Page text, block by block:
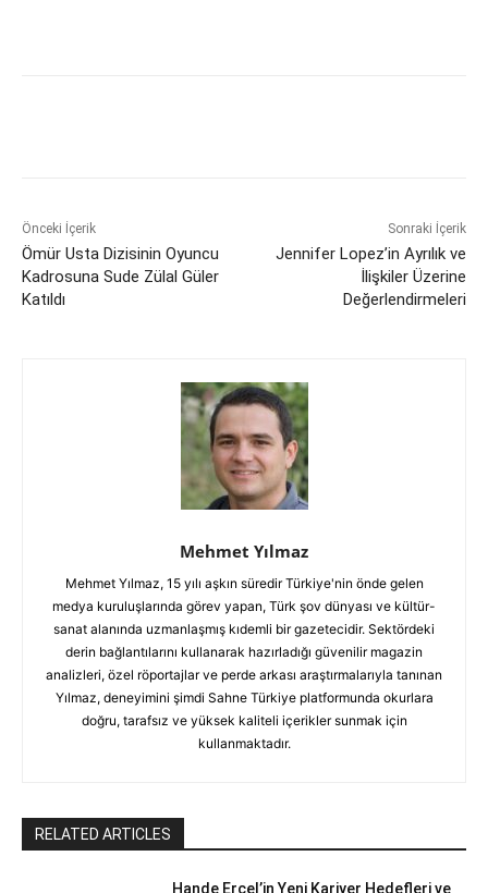
Önceki İçerik
Ömür Usta Dizisinin Oyuncu
Kadrosuna Sude Zülal Güler
Katıldı
Sonraki İçerik
Jennifer Lopez’in Ayrılık ve
İlişkiler Üzerine
Değerlendirmeleri
Mehmet Yılmaz
Mehmet Yılmaz, 15 yılı aşkın süredir Türkiye'nin önde gelen
medya kuruluşlarında görev yapan, Türk şov dünyası ve kültür-
sanat alanında uzmanlaşmış kıdemli bir gazetecidir. Sektördeki
derin bağlantılarını kullanarak hazırladığı güvenilir magazin
analizleri, özel röportajlar ve perde arkası araştırmalarıyla tanınan
Yılmaz, deneyimini şimdi Sahne Türkiye platformunda okurlara
doğru, tarafsız ve yüksek kaliteli içerikler sunmak için
kullanmaktadır.
RELATED ARTICLES
Hande Erçel’in Yeni Kariyer Hedefleri ve